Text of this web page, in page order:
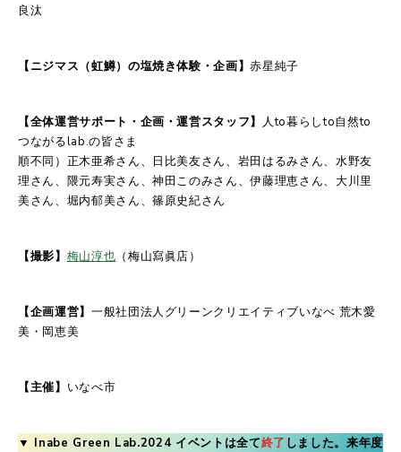
良汰
【ニジマス（虹鱒）の塩焼き体験・企画】赤星純子
【全体運営サポート・企画・運営スタッフ】 人to暮らしto自然to
つながるlab.の皆さま
順不同）正木亜希さん、日比美友さん、岩田はるみさん、水野友
理さん、隈元寿実さん、神田このみさん、伊藤理恵さん、大川里
美さん、堀内郁美さん、篠原史紀さん
【撮影】 梅山淳也 （梅山寫眞店）
【企画運営】 一般社団法人グリーンクリエイティブいなべ 荒木愛
美・岡恵美
【主催】 いなべ市
▼ Inabe Green Lab.2024 イベントは全て終了 しました。来年度